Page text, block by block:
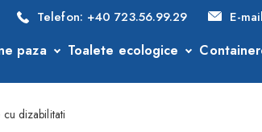
Telefon: +40 723.56.99.29 E-
paza Toalete ecologice
dizabilitati